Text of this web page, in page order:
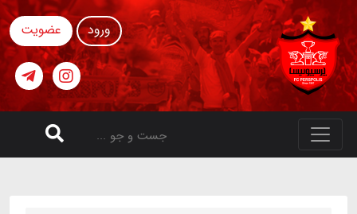
ورود عضویت